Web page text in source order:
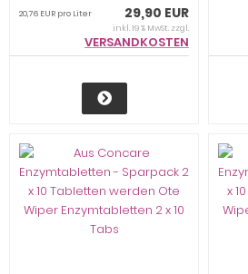
29,90 EUR
20,76 EUR pro Liter
inkl. 19 % MwSt. zzgl.
VERSANDKOSTEN